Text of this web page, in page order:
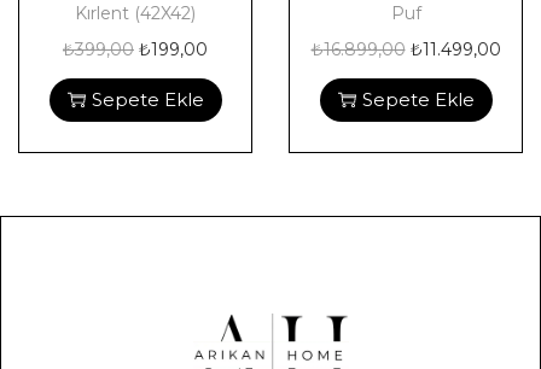
Kırlent (42X42)
₺399,00 ₺199,00
Sepete Ekle
Puf
₺16.899,00 ₺11.499,00
Sepete Ekle